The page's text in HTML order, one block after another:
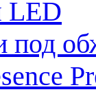
LED
под